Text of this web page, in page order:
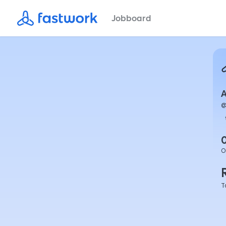
Jobboard